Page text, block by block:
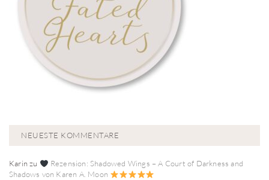
NEUESTE KOMMENTARE
Karinzu
Rezension: Shadowed Wings – A Court of Darkness and
Shadows von Karen A. Moon